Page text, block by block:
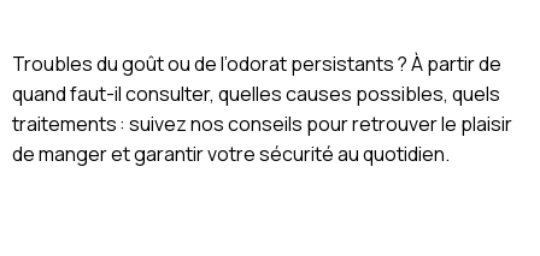
Troubles du goût ou de l’odorat persistants ? À partir de
quand faut-il consulter, quelles causes possibles, quels
traitements : suivez nos conseils pour retrouver le plaisir
de manger et garantir votre sécurité au quotidien.